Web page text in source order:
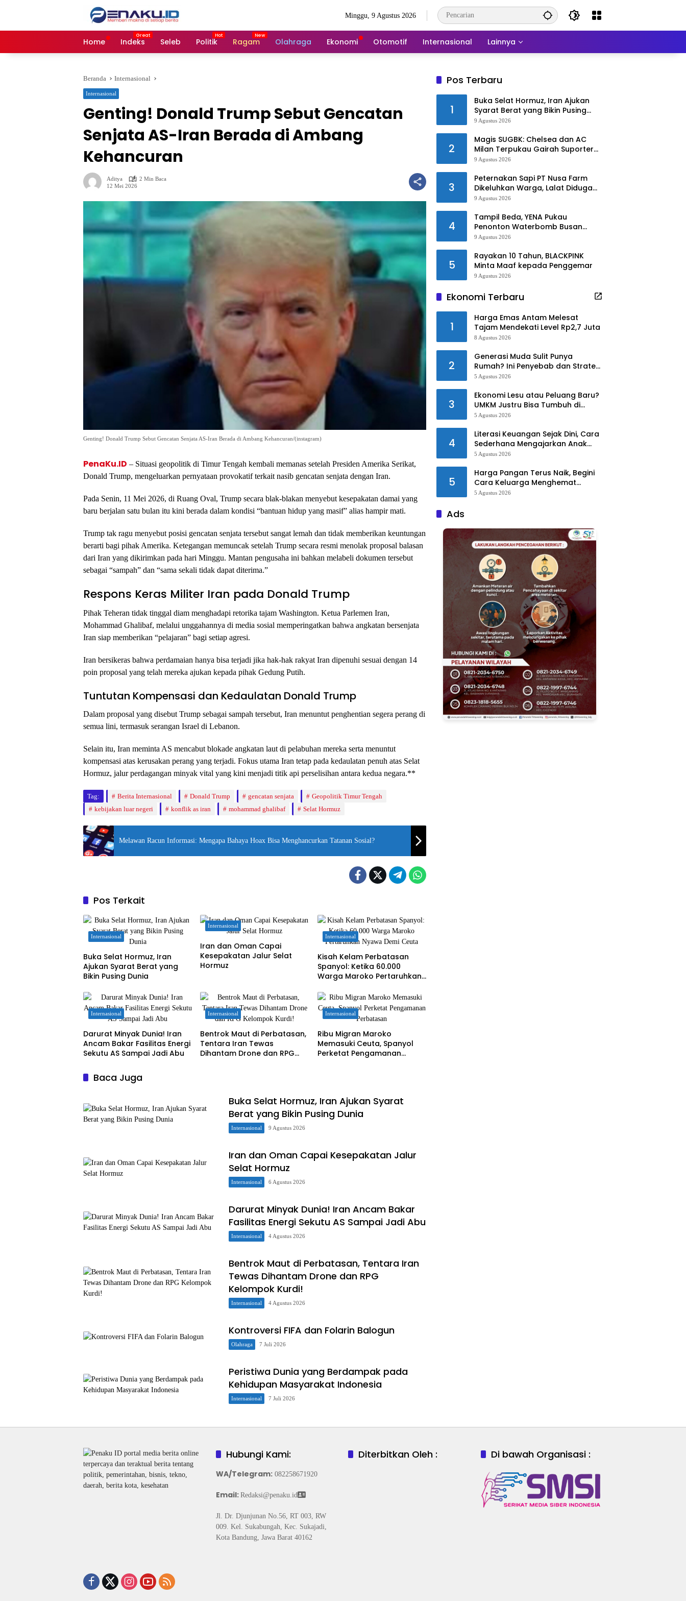
Minggu, 9 Agustus 2026
Home Indeks Seleb Politik Ragam Olahraga Ekonomi Otomotif Internasional Lainnya
Beranda Internasional
Internasional
Genting! Donald Trump Sebut Gencatan
Senjata AS-Iran Berada di Ambang
Kehancuran
Aditya
2 Min Baca
12 Mei 2026
Genting! Donald Trump Sebut Gencatan Senjata AS-Iran Berada di Ambang Kehancuran/(instagram)
PenaKu.ID – Situasi geopolitik di Timur Tengah kembali memanas setelah Presiden Amerika Serikat,
Donald Trump, mengeluarkan pernyataan provokatif terkait nasib gencatan senjata dengan Iran.
Pada Senin, 11 Mei 2026, di Ruang Oval, Trump secara blak-blakan menyebut kesepakatan damai yang
baru berjalan satu bulan itu kini berada dalam kondisi “bantuan hidup yang masif” alias hampir mati.
Trump tak ragu menyebut posisi gencatan senjata tersebut sangat lemah dan tidak memberikan keuntungan
berarti bagi pihak Amerika. Ketegangan memuncak setelah Trump secara resmi menolak proposal balasan
dari Iran yang dikirimkan pada hari Minggu. Mantan pengusaha ini bahkan melabeli dokumen tersebut
sebagai “sampah” dan “sama sekali tidak dapat diterima.”
Respons Keras Militer Iran pada Donald Trump
Pihak Teheran tidak tinggal diam menghadapi retorika tajam Washington. Ketua Parlemen Iran,
Mohammad Ghalibaf, melalui unggahannya di media sosial memperingatkan bahwa angkatan bersenjata
Iran siap memberikan “pelajaran” bagi setiap agresi.
Iran bersikeras bahwa perdamaian hanya bisa terjadi jika hak-hak rakyat Iran dipenuhi sesuai dengan 14
poin proposal yang telah mereka ajukan kepada pihak Gedung Putih.
Tuntutan Kompensasi dan Kedaulatan Donald Trump
Dalam proposal yang disebut Trump sebagai sampah tersebut, Iran menuntut penghentian segera perang di
semua lini, termasuk serangan Israel di Lebanon.
Selain itu, Iran meminta AS mencabut blokade angkatan laut di pelabuhan mereka serta menuntut
kompensasi atas kerusakan perang yang terjadi. Fokus utama Iran tetap pada kedaulatan penuh atas Selat
Hormuz, jalur perdagangan minyak vital yang kini menjadi titik api perselisihan antara kedua negara.**
Tag: Berita Internasional Donald Trump gencatan senjata
Geopolitik Timur Tengah
kebijakan luar negeri
konflik as iran mohammad ghalibaf Selat Hormuz
Melawan Racun Informasi: Mengapa Bahaya Hoax Bisa Menghancurkan Tatanan Sosial?
Pos Terkait
Internasional
Buka Selat Hormuz, Iran
Ajukan Syarat Berat yang
Bikin Pusing Dunia
Internasional
Iran dan Oman Capai
Kesepakatan Jalur Selat
Hormuz
Internasional
Kisah Kelam Perbatasan
Spanyol: Ketika 60.000
Warga Maroko Pertaruhkan
Internasional
Darurat Minyak Dunia! Iran
Ancam Bakar Fasilitas Energi
Sekutu AS Sampai Jadi Abu
Internasional
Bentrok Maut di Perbatasan,
Tentara Iran Tewas
Dihantam Drone dan RPG
Internasional
Ribu Migran Maroko
Memasuki Ceuta, Spanyol
Perketat Pengamanan
Baca Juga
Buka Selat Hormuz, Iran Ajukan Syarat
Berat yang Bikin Pusing Dunia
Internasional 9 Agustus 2026
Iran dan Oman Capai Kesepakatan Jalur
Selat Hormuz
Internasional 6 Agustus 2026
Darurat Minyak Dunia! Iran Ancam Bakar
Fasilitas Energi Sekutu AS Sampai Jadi Abu
Internasional 4 Agustus 2026
Bentrok Maut di Perbatasan, Tentara Iran
Tewas Dihantam Drone dan RPG
Kelompok Kurdi!
Internasional 4 Agustus 2026
Kontroversi FIFA dan Folarin Balogun
Olahraga 7 Juli 2026
Peristiwa Dunia yang Berdampak pada
Kehidupan Masyarakat Indonesia
Internasional 7 Juli 2026
Pos Terbaru
1
Buka Selat Hormuz, Iran Ajukan
Syarat Berat yang Bikin Pusing
Dunia
9 Agustus 2026
2
Magis SUGBK: Chelsea dan AC
Milan Terpukau Gairah Suporter
Jakarta
9 Agustus 2026
3
Peternakan Sapi PT Nusa Farm
Dikeluhkan Warga, Lalat Diduga
Serbu Rumah dan Masjid
9 Agustus 2026
4
Tampil Beda, YENA Pukau
Penonton Waterbomb Busan
dengan Gaya Hero
9 Agustus 2026
5
Rayakan 10 Tahun, BLACKPINK
Minta Maaf kepada Penggemar
9 Agustus 2026
Ekonomi Terbaru
1
Harga Emas Antam Melesat
Tajam Mendekati Level Rp2,7 Juta
8 Agustus 2026
2
Generasi Muda Sulit Punya
Rumah? Ini Penyebab dan Strategi
Mengatasinya
5 Agustus 2026
3
Ekonomi Lesu atau Peluang Baru?
UMKM Justru Bisa Tumbuh di
Tengah Ketidakpastian
5 Agustus 2026
4
Literasi Keuangan Sejak Dini, Cara
Sederhana Mengajarkan Anak
Mengelola Uang
5 Agustus 2026
5
Harga Pangan Terus Naik, Begini
Cara Keluarga Menghemat
Belanja
5 Agustus 2026
Ads
Hubungi Kami:
WA/Telegram:082258671920
Email: Redaksi@penaku.id
Jl. Dr. Djunjunan No.56, RT 003, RW
009. Kel. Sukabungah, Kec. Sukajadi,
Kota Bandung, Jawa Barat 40162
Diterbitkan Oleh : Di bawah Organisasi :